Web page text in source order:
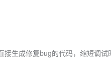
生成修复bug的代码，缩短调试